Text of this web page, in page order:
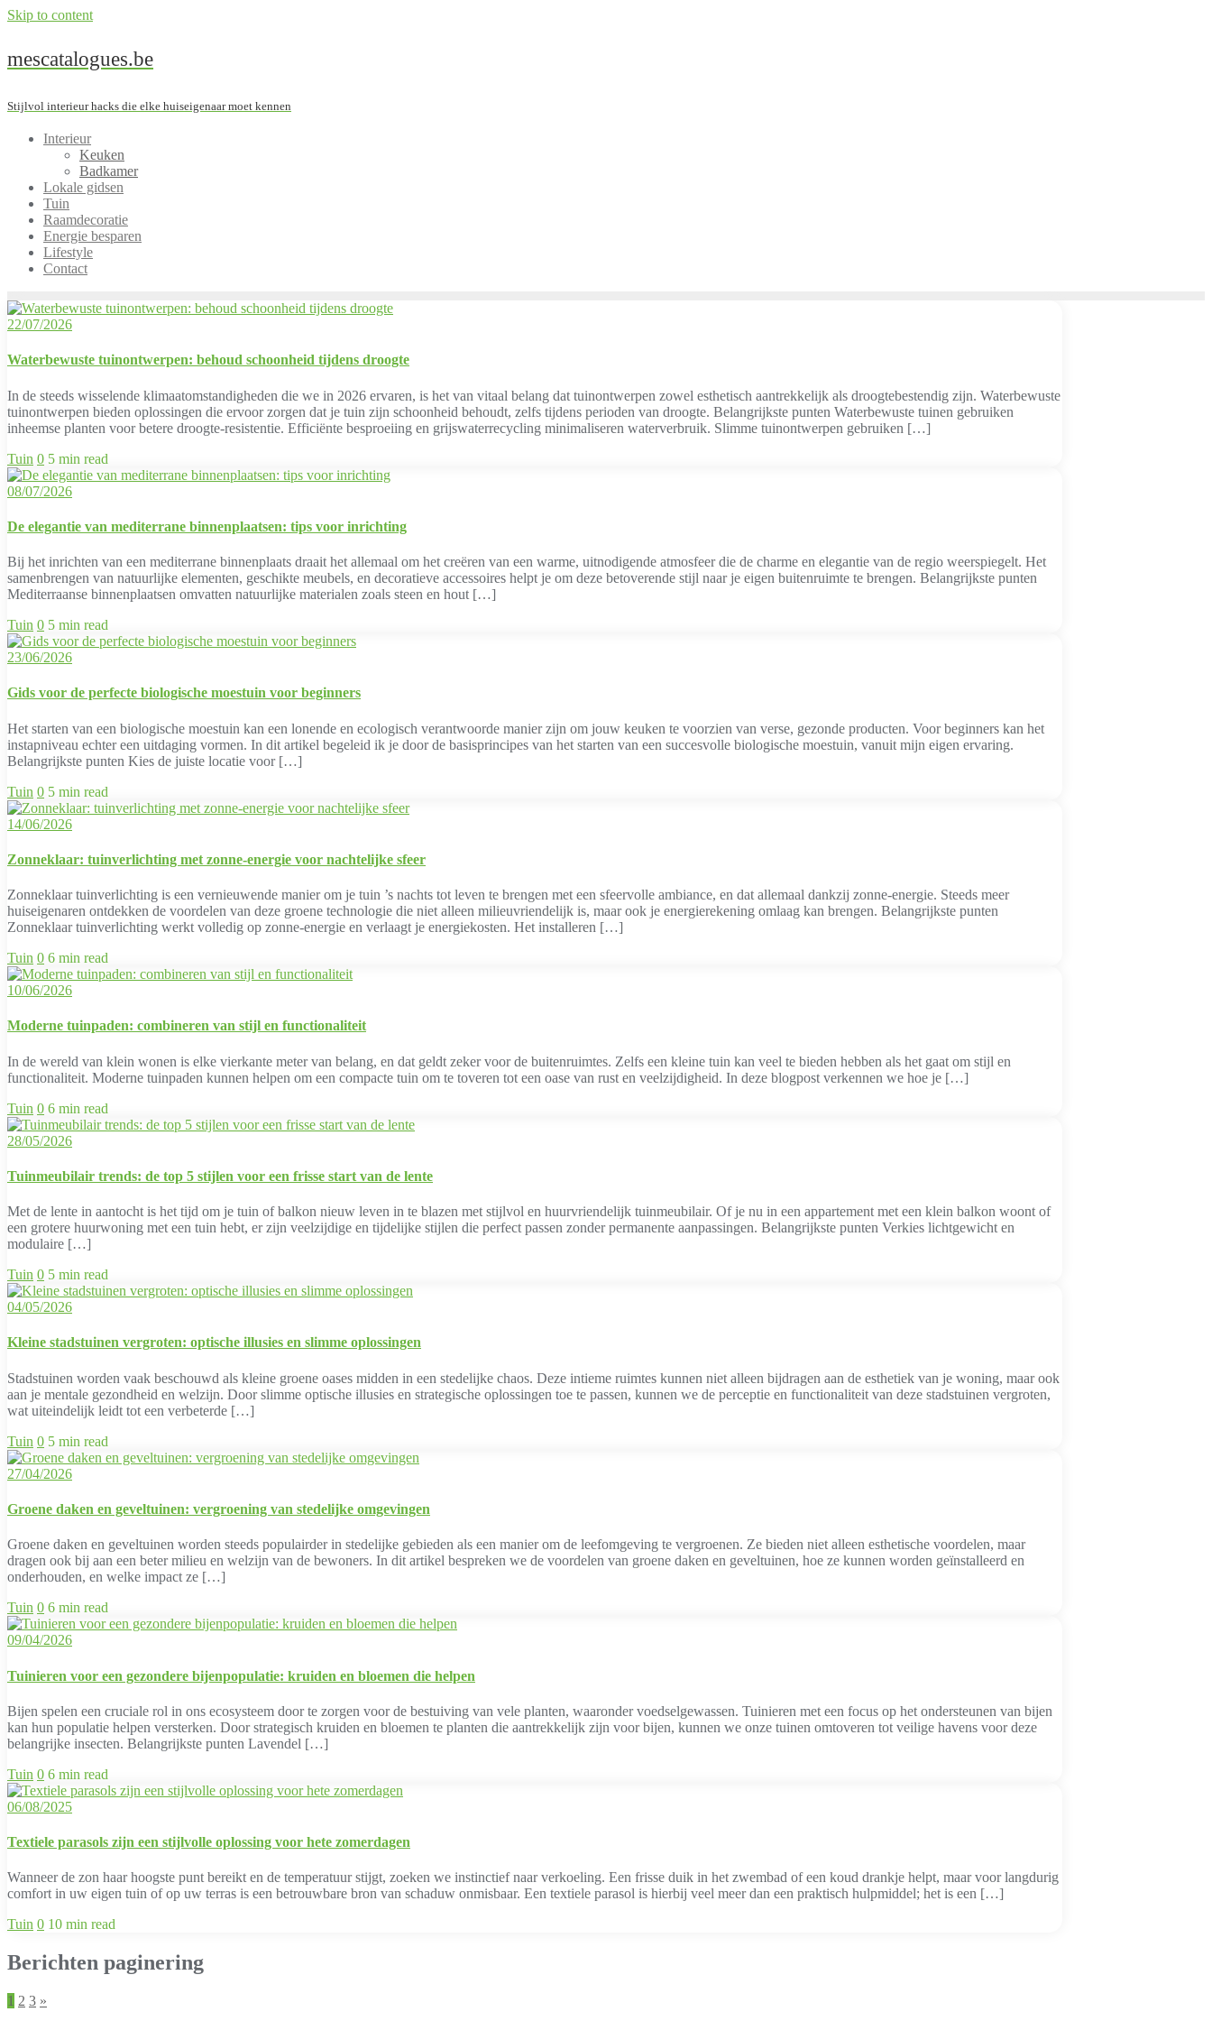
Skip to content
mescatalogues.be
Stijlvol interieur hacks die elke huiseigenaar moet kennen
Interieur
Keuken
Badkamer
Lokale gidsen
Tuin
Raamdecoratie
Energie besparen
Lifestyle
Contact
22/07/2026
Waterbewuste tuinontwerpen: behoud schoonheid tijdens droogte
In de steeds wisselende klimaatomstandigheden die we in 2026 ervaren, is het van vitaal belang dat tuinontwerpen zowel esthetisch aantrekkelijk als droogtebestendig zijn. Waterbewuste
tuinontwerpen bieden oplossingen die ervoor zorgen dat je tuin zijn schoonheid behoudt, zelfs tijdens perioden van droogte. Belangrijkste punten Waterbewuste tuinen gebruiken
inheemse planten voor betere droogte-resistentie. Efficiënte besproeiing en grijswaterrecycling minimaliseren waterverbruik. Slimme tuinontwerpen gebruiken […]
Tuin 0 5 min read
08/07/2026
De elegantie van mediterrane binnenplaatsen: tips voor inrichting
Bij het inrichten van een mediterrane binnenplaats draait het allemaal om het creëren van een warme, uitnodigende atmosfeer die de charme en elegantie van de regio weerspiegelt. Het
samenbrengen van natuurlijke elementen, geschikte meubels, en decoratieve accessoires helpt je om deze betoverende stijl naar je eigen buitenruimte te brengen. Belangrijkste punten
Mediterraanse binnenplaatsen omvatten natuurlijke materialen zoals steen en hout […]
Tuin 0 5 min read
23/06/2026
Gids voor de perfecte biologische moestuin voor beginners
Het starten van een biologische moestuin kan een lonende en ecologisch verantwoorde manier zijn om jouw keuken te voorzien van verse, gezonde producten. Voor beginners kan het
instapniveau echter een uitdaging vormen. In dit artikel begeleid ik je door de basisprincipes van het starten van een succesvolle biologische moestuin, vanuit mijn eigen ervaring.
Belangrijkste punten Kies de juiste locatie voor […]
Tuin 0 5 min read
14/06/2026
Zonneklaar: tuinverlichting met zonne-energie voor nachtelijke sfeer
Zonneklaar tuinverlichting is een vernieuwende manier om je tuin ’s nachts tot leven te brengen met een sfeervolle ambiance, en dat allemaal dankzij zonne-energie. Steeds meer
huiseigenaren ontdekken de voordelen van deze groene technologie die niet alleen milieuvriendelijk is, maar ook je energierekening omlaag kan brengen. Belangrijkste punten
Zonneklaar tuinverlichting werkt volledig op zonne-energie en verlaagt je energiekosten. Het installeren […]
Tuin 0 6 min read
10/06/2026
Moderne tuinpaden: combineren van stijl en functionaliteit
In de wereld van klein wonen is elke vierkante meter van belang, en dat geldt zeker voor de buitenruimtes. Zelfs een kleine tuin kan veel te bieden hebben als het gaat om stijl en
functionaliteit. Moderne tuinpaden kunnen helpen om een compacte tuin om te toveren tot een oase van rust en veelzijdigheid. In deze blogpost verkennen we hoe je […]
Tuin 0 6 min read
28/05/2026
Tuinmeubilair trends: de top 5 stijlen voor een frisse start van de lente
Met de lente in aantocht is het tijd om je tuin of balkon nieuw leven in te blazen met stijlvol en huurvriendelijk tuinmeubilair. Of je nu in een appartement met een klein balkon woont of
een grotere huurwoning met een tuin hebt, er zijn veelzijdige en tijdelijke stijlen die perfect passen zonder permanente aanpassingen. Belangrijkste punten Verkies lichtgewicht en
modulaire […]
Tuin 0 5 min read
04/05/2026
Kleine stadstuinen vergroten: optische illusies en slimme oplossingen
Stadstuinen worden vaak beschouwd als kleine groene oases midden in een stedelijke chaos. Deze intieme ruimtes kunnen niet alleen bijdragen aan de esthetiek van je woning, maar ook
aan je mentale gezondheid en welzijn. Door slimme optische illusies en strategische oplossingen toe te passen, kunnen we de perceptie en functionaliteit van deze stadstuinen vergroten,
wat uiteindelijk leidt tot een verbeterde […]
Tuin 0 5 min read
27/04/2026
Groene daken en geveltuinen: vergroening van stedelijke omgevingen
Groene daken en geveltuinen worden steeds populairder in stedelijke gebieden als een manier om de leefomgeving te vergroenen. Ze bieden niet alleen esthetische voordelen, maar
dragen ook bij aan een beter milieu en welzijn van de bewoners. In dit artikel bespreken we de voordelen van groene daken en geveltuinen, hoe ze kunnen worden geïnstalleerd en
onderhouden, en welke impact ze […]
Tuin 0 6 min read
09/04/2026
Tuinieren voor een gezondere bijenpopulatie: kruiden en bloemen die helpen
Bijen spelen een cruciale rol in ons ecosysteem door te zorgen voor de bestuiving van vele planten, waaronder voedselgewassen. Tuinieren met een focus op het ondersteunen van bijen
kan hun populatie helpen versterken. Door strategisch kruiden en bloemen te planten die aantrekkelijk zijn voor bijen, kunnen we onze tuinen omtoveren tot veilige havens voor deze
belangrijke insecten. Belangrijkste punten Lavendel […]
Tuin 0 6 min read
06/08/2025
Textiele parasols zijn een stijlvolle oplossing voor hete zomerdagen
Wanneer de zon haar hoogste punt bereikt en de temperatuur stijgt, zoeken we instinctief naar verkoeling. Een frisse duik in het zwembad of een koud drankje helpt, maar voor langdurig
comfort in uw eigen tuin of op uw terras is een betrouwbare bron van schaduw onmisbaar. Een textiele parasol is hierbij veel meer dan een praktisch hulpmiddel; het is een […]
Tuin 0 10 min read
Berichten paginering
1 2 3 »